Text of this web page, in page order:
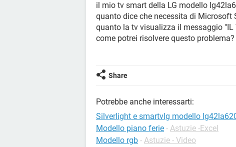
il mio tv smart della LG modello
quanto dice che necessita di Microsoft
quanto la tv visualizza il messaggio
come potrei risolvere questo problema?
Share
Potrebbe anche interessarti:
Silverlight e smartvlg modello
Modello piano ferie - Astuzie -Excel
Modello rgb - Astuzie - Video